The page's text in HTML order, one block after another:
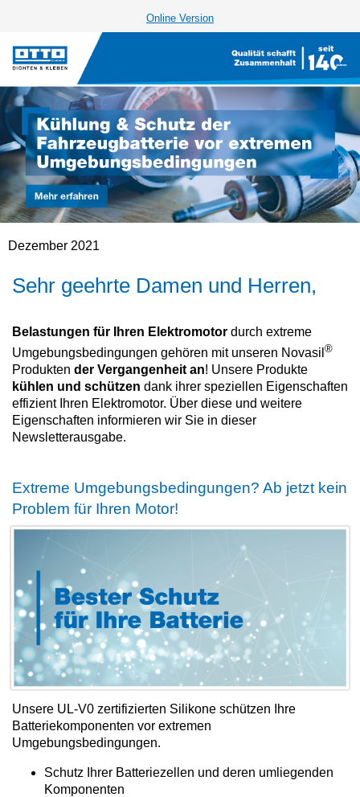
Online Version
Dezember 2021
Sehr geehrte Damen und Herren,
Belastungen für Ihren Elektromotor durch extreme
Umgebungsbedingungen gehören mit unseren Novasil ®
Produkten der Vergangenheit an! Unsere Produkte
kühlen und schützen dank ihrer speziellen Eigenschaften
effizient Ihren Elektromotor. Über diese und weitere
Eigenschaften informieren wir Sie in dieser
Newsletterausgabe.
Extreme Umgebungsbedingungen? Ab jetzt kein
Problem für Ihren Motor!
Unsere UL-V0 zertifizierten Silikone schützen Ihre
Batteriekomponenten vor extremen
Umgebungsbedingungen.
Schutz Ihrer Batteriezellen und deren umliegenden
Komponenten